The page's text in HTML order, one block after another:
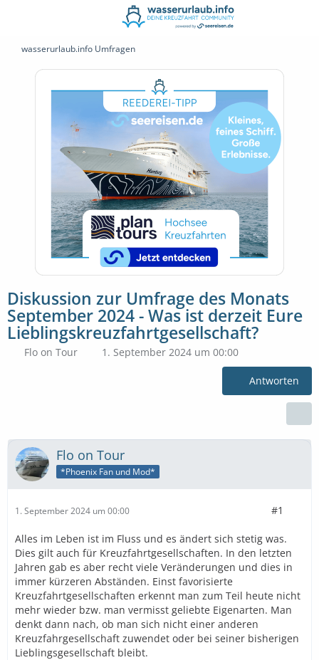
wasserurlaub.info Umfragen
Diskussion zur Umfrage des Monats
September 2024 - Was ist derzeit Eure
Lieblingskreuzfahrtgesellschaft?
Flo on Tour 1. September 2024 um 00:00
Antworten
Flo on Tour
*Phoenix Fan und Mod*
1. September 2024 um 00:00 #1
Alles im Leben ist im Fluss und es ändert sich stetig was.
Dies gilt auch für Kreuzfahrtgesellschaften. In den letzten
Jahren gab es aber recht viele Veränderungen und dies in
immer kürzeren Abständen. Einst favorisierte
Kreuzfahrtgesellschaften erkennt man zum Teil heute nicht
mehr wieder bzw. man vermisst geliebte Eigenarten. Man
denkt dann nach, ob man sich nicht einer anderen
Kreuzfahrgesellschaft zuwendet oder bei seiner bisherigen
Lieblingsgesellschaft bleibt.